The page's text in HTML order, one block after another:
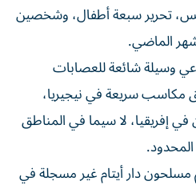
تحرير سبعة أطفال، وشخصين
الماضي.
وسيلة شائعة للعصابات
مكاسب سريعة في نيجيريا،
في إفريقيا، لا سيما في المناطق
دار أيتام غير مسجلة في